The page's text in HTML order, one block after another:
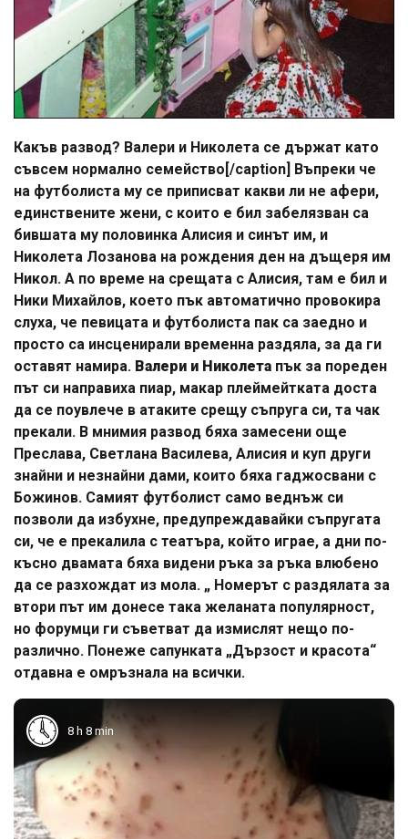
Какъв развод? Валери и Николета се държат като
съвсем нормално семейство[/caption] Въпреки че
на футболиста му се приписват какви ли не афери,
единствените жени, с които е бил забелязван са
бившата му половинка Алисия и синът им, и
Николета Лозанова на рождения ден на дъщеря им
Никол. А по време на срещата с Алисия, там е бил и
Ники Михайлов, което пък автоматично провокира
слуха, че певицата и футболиста пак са заедно и
просто са инсценирали временна раздяла, за да ги
оставят намира. Валери и Николета пък за пореден
път си направиха пиар, макар плеймейтката доста
да се поувлече в атаките срещу съпруга си, та чак
прекали. В мнимия развод бяха замесени още
Преслава, Светлана Василева, Алисия и куп други
знайни и незнайни дами, които бяха гаджосвани с
Божинов. Самият футболист само веднъж си
позволи да избухне, предупреждавайки съпругата
си, че е прекалила с театъра, който играе, а дни по-
късно двамата бяха видени ръка за ръка влюбено
да се разхождат из мола. „ Номерът с раздялата за
втори път им донесе така желаната популярност,
но форумци ги съветват да измислят нещо по-
различно. Понеже сапунката „Дързост и красота“
отдавна е омръзнала на всички.
8 h 8 min